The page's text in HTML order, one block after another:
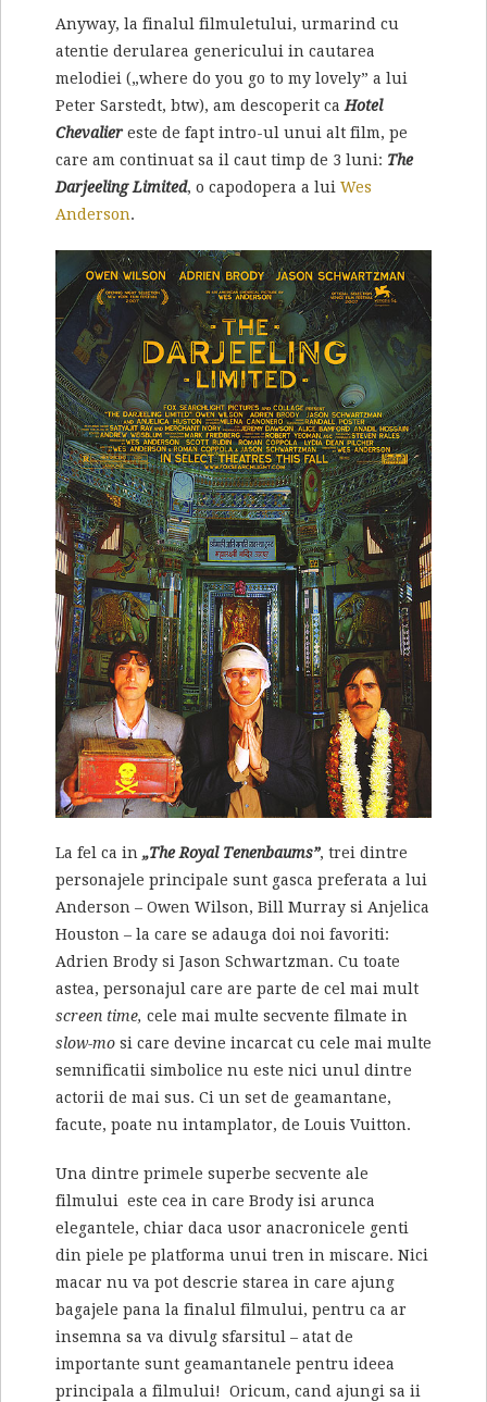
Anyway, la finalul filmuletului, urmarind cu
atentie derularea genericului in cautarea
melodiei („where do you go to my lovely” a lui
Peter Sarstedt, btw), am descoperit ca Hotel
Chevaliereste de fapt intro-ul unui alt film, pe
care am continuat sa il caut timp de 3 luni: The
Darjeeling Limited, o capodopera a lui Wes
Anderson.
La fel ca in „The Royal Tenenbaums”, trei dintre
personajele principale sunt gasca preferata a lui
Anderson – Owen Wilson, Bill Murray si Anjelica
Houston – la care se adauga doi noi favoriti:
Adrien Brody si Jason Schwartzman. Cu toate
astea, personajul care are parte de cel mai mult
screen time, cele mai multe secvente filmate in
slow-mo si care devine incarcat cu cele mai multe
semnificatii simbolice nu este nici unul dintre
actorii de mai sus. Ci un set de geamantane,
facute, poate nu intamplator, de Louis Vuitton.
Una dintre primele superbe secvente ale
filmului este cea in care Brody isi arunca
elegantele, chiar daca usor anacronicele genti
din piele pe platforma unui tren in miscare. Nici
macar nu va pot descrie starea in care ajung
bagajele pana la finalul filmului, pentru ca ar
insemna sa va divulg sfarsitul – atat de
importante sunt geamantanele pentru ideea
principala a filmului! Oricum, cand ajungi sa ii